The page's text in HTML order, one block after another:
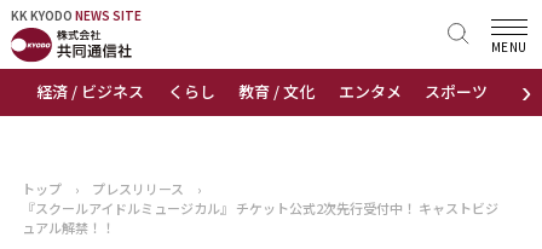
KK KYODO NEWS SITE
›
経済 / ビジネス くらし 教育 / 文化 エンタメ スポーツ 地域
MENU
KK KYODONEWS SITE
トップページ
ニュース
トップ › プレスリリース
›
『スクールアイドルミュージカル』 チケット公式2次先行受付中！ キャストビジ
ュアル解禁！！